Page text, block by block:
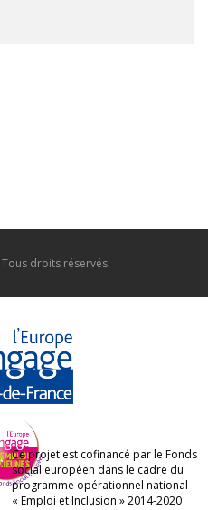
droits réservés.
Ce projet est cofinancé par le Fonds
social européen dans le cadre du
programme opérationnel national
« Emploi et Inclusion » 2014-2020